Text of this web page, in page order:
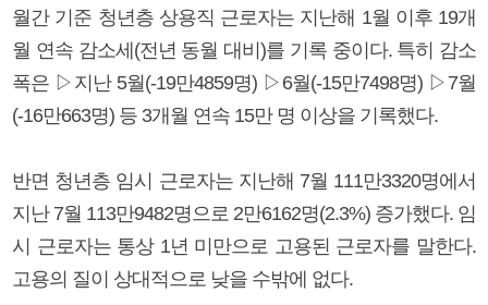
월간 기준 청년층 상용직 근로자는 지난해 1월 이후 19개
월 연속 감소세(전년 동월 대비)를 기록 중이다. 특히 감소
폭은 ▷지난 5월(-19만4859명) ▷6월(-15만7498명) ▷7월
(-16만663명) 등 3개월 연속 15만 명 이상을 기록했다.
반면 청년층 임시 근로자는 지난해 7월 111만3320명에서
지난 7월 113만9482명으로 2만6162명(2.3%) 증가했다. 임
시 근로자는 통상 1년 미만으로 고용된 근로자를 말한다.
고용의 질이 상대적으로 낮을 수밖에 없다.